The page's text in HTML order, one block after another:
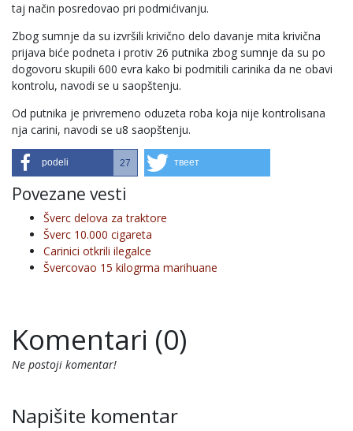
taj način posredovao pri podmićivanju.
Zbog sumnje da su izvršili krivično delo davanje mita krivična
prijava biće podneta i protiv 26 putnika zbog sumnje da su po
dogovoru skupili 600 evra kako bi podmitili carinika da ne obavi
kontrolu, navodi se u saopštenju.
Od putnika je privremeno oduzeta roba koja nije kontrolisana
nja carini, navodi se u8 saopštenju.
podeli 27 твеет
Povezane vesti
Šverc delova za traktore
Šverc 10.000 cigareta
Carinici otkrili ilegalce
Švercovao 15 kilogrma marihuane
Komentari (0)
Ne postoji komentar!
Napišite komentar